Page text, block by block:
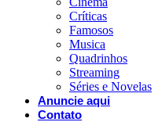
Críticas
Famosos
Musica
Quadrinhos
Streaming
Séries e Novelas
Anuncie aqui
Contato